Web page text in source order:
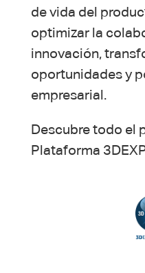
de vida del
optimizar la
innovación,
oportunidades y
empresarial.
Descubre todo el
Plataforma